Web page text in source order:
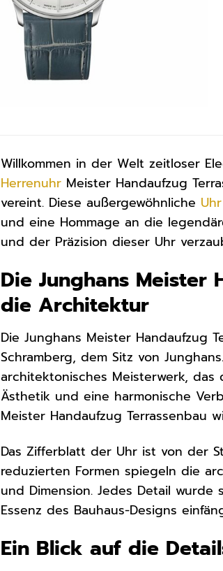
Willkommen in der Welt zeitloser
Herrenuhr Meister Handaufzug
vereint. Diese außergewöhnliche Uhr
und eine Hommage an die
und der Präzision dieser Uhr
Die Junghans Meister
die Architektur
Die Junghans Meister Handaufzug
Schramberg, dem Sitz von
architektonisches Meisterwerk,
Ästhetik und eine harmonische
Meister Handaufzug Terrassenbau
Das Zifferblatt der Uhr ist von der
reduzierten Formen spiegeln die
und Dimension. Jedes Detail
Essenz des Bauhaus-Designs
Ein Blick auf die